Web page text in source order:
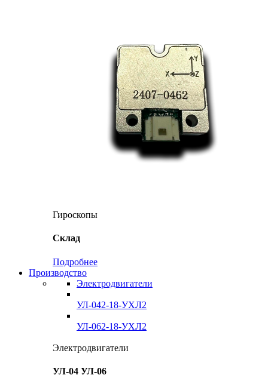
Гироскопы
Склад
Подробнее
Производство
Электродвигатели
УЛ-042-18-УХЛ2
УЛ-062-18-УХЛ2
Электродвигатели
УЛ-04 УЛ-06